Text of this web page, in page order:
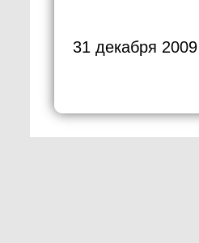
31 декабря